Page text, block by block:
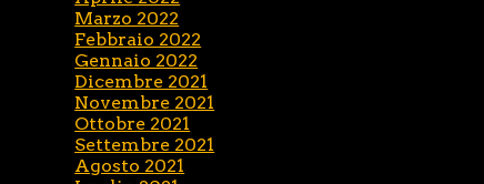
Marzo 2022
Febbraio 2022
Gennaio 2022
Dicembre 2021
Novembre 2021
Ottobre 2021
Settembre 2021
Agosto 2021